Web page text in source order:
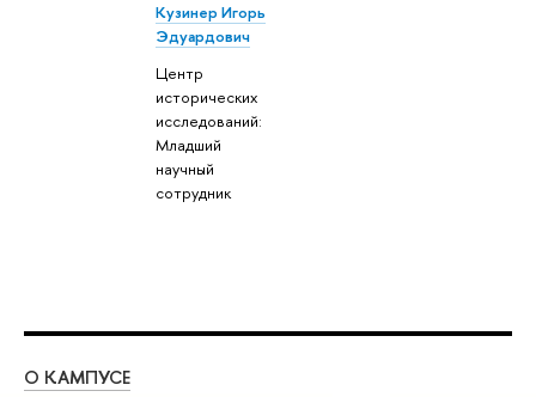
Кузинер Игорь
Эдуардович
Центр
исторических
исследований:
Младший
научный
сотрудник
О КАМПУСЕ